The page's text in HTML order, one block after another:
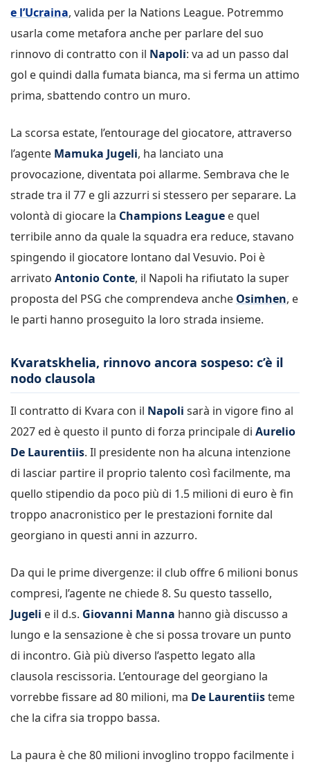
e l’Ucraina, valida per la Nations League. Potremmo
usarla come metafora anche per parlare del suo
rinnovo di contratto con il Napoli: va ad un passo dal
gol e quindi dalla fumata bianca, ma si ferma un attimo
prima, sbattendo contro un muro.
La scorsa estate, l’entourage del giocatore, attraverso
l’agente Mamuka Jugeli, ha lanciato una
provocazione, diventata poi allarme. Sembrava che le
strade tra il 77 e gli azzurri si stessero per separare. La
volontà di giocare la Champions League e quel
terribile anno da quale la squadra era reduce, stavano
spingendo il giocatore lontano dal Vesuvio. Poi è
arrivato Antonio Conte, il Napoli ha rifiutato la super
proposta del PSG che comprendeva anche Osimhen, e
le parti hanno proseguito la loro strada insieme.
Kvaratskhelia, rinnovo ancora sospeso: c’è il
nodo clausola
Il contratto di Kvara con il Napoli sarà in vigore fino al
2027 ed è questo il punto di forza principale di Aurelio
De Laurentiis. Il presidente non ha alcuna intenzione
di lasciar partire il proprio talento così facilmente, ma
quello stipendio da poco più di 1.5 milioni di euro è fin
troppo anacronistico per le prestazioni fornite dal
georgiano in questi anni in azzurro.
Da qui le prime divergenze: il club offre 6 milioni bonus
compresi, l’agente ne chiede 8. Su questo tassello,
Jugeli e il d.s. Giovanni Manna hanno già discusso a
lungo e la sensazione è che si possa trovare un punto
di incontro. Già più diverso l’aspetto legato alla
clausola rescissoria. L’entourage del georgiano la
vorrebbe fissare ad 80 milioni, ma De Laurentiisteme
che la cifra sia troppo bassa.
La paura è che 80 milioni invoglino troppo facilmente i